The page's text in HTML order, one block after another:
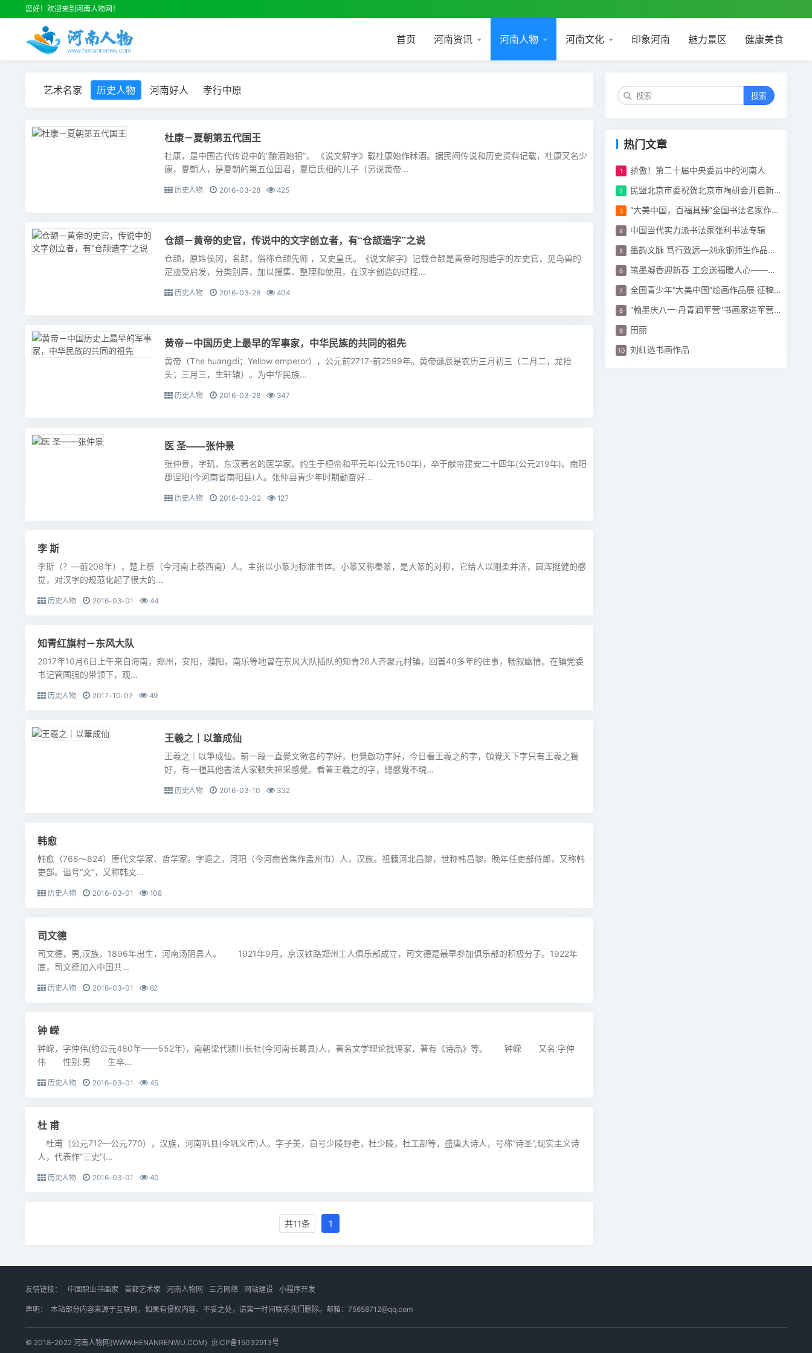
您好！欢迎来到河南人物网！
首页 河南资讯 河南人物 河南文化 印象河南 魅力景区 健康美食
艺术名家 历史人物 河南好人 孝行中原
杜康－夏朝第五代国王
杜康，是中国古代传说中的“酿酒始祖”， 《说文解字》载杜康始作秫酒。据民间传说和历史资料记载，杜康又名少
康，夏朝人，是夏朝的第五位国君，夏后氏相的儿子（另说黄帝...
历史人物 2016-03-28 425
仓颉－黄帝的史官，传说中的文字创立者，有“仓颉造字”之说
仓颉，原姓侯冈，名颉，俗称仓颉先师 ，又史皇氏。《说文解字》记载仓颉是黄帝时期造字的左史官，见鸟兽的
足迹受启发，分类别异，加以搜集、整理和使用，在汉字创造的过程...
历史人物 2016-03-28 404
黄帝－中国历史上最早的军事家，中华民族的共同的祖先
黄帝（The huangdi；Yellow emperor），公元前2717-前2599年。黄帝诞辰是农历三月初三（二月二，龙抬
头；三月三，生轩辕）。为中华民族...
历史人物 2016-03-28 347
医 圣——张仲景
张仲景，字玑，东汉著名的医学家。约生于桓帝和平元年(公元150年)，卒于献帝建安二十四年(公元219年)。南阳
郡涅阳(今河南省南阳县)人。张仲县青少年时期勤奋好...
历史人物 2016-03-02 127
李 斯
李斯（？—前208年），楚上蔡（今河南上蔡西南）人。主张以小篆为标准书体。小篆又称秦篆，是大篆的对称，它给人以刚柔并济，圆浑挺健的感
觉，对汉字的规范化起了很大的...
历史人物 2016-03-01 44
知青红旗村－东风大队
2017年10月6日上午来自海南，郑州，安阳，濮阳，南乐等地曾在东风大队插队的知青26人齐聚元村镇，回首40多年的往事，畅叙幽情。在镇党委
书记管国强的带领下，观...
历史人物 2017-10-07 49
王羲之｜以筆成仙
王羲之｜以筆成仙。前一段一直覺文徵名的字好，也覺啟功字好，今日看王羲之的字，頓覺天下字只有王羲之獨
好，有一種其他書法大家顿失神采感覺。看著王羲之的字，總感覺不現...
历史人物 2016-03-10 332
韩愈
韩愈（768～824）唐代文学家、哲学家。字退之，河阳（今河南省焦作孟州市）人，汉族。祖籍河北昌黎，世称韩昌黎。晚年任吏部侍郎，又称韩
吏部。谥号“文”，又称韩文...
历史人物 2016-03-01 108
司文德
司文德，男,汉族，1896年出生，河南汤阴县人。 1921年9月，京汉铁路郑州工人俱乐部成立，司文德是最早参加俱乐部的积极分子。1922年
底，司文德加入中国共...
历史人物 2016-03-01 62
钟 嵘
钟嵘，字仲伟(约公元480年——552年)，南朝梁代颍川长社(今河南长葛县)人，著名文学理论批评家，著有《诗品》等。 钟嵘 又名:字仲
伟 性别:男 生卒...
历史人物 2016-03-01 45
杜 甫
杜甫（公元712—公元770），汉族，河南巩县(今巩义市)人。字子美，自号少陵野老，杜少陵，杜工部等，盛唐大诗人，号称“诗圣”,现实主义诗
人，代表作“三吏”(...
历史人物 2016-03-01 40
共11条 1
搜索
热门文章
骄傲！第二十届中央委员中的河南人
民盟北京市委祝贺北京市陶研会开启新篇章
“大美中国，百福具臻”全国书法名家作品展开幕
中国当代实力派书法家张利书法专辑
墨韵文脉 笃行致远—刘永钢师生作品展在顺义区文化馆举行
笔墨凝香迎新春 工会送福暖人心——体育博览公司工会开展“迎新春 春联”活动
全国青少年“大美中国”绘画作品展 征稿启事
“翰墨庆八一·丹青润军营”书画家进军营活动圆满
田丽
刘红选书画作品
友情链接： 中国职业书画家 首都艺术家 河南人物网 三方网络 网站建设 小程序开发
声明： 本站部分内容来源于互联网，如果有侵权内容、不妥之处，请第一时间联系我们删除。邮箱：75658712@qq.com
© 2018-2022 河南人物网(WWW.HENANRENWU.COM) 京ICP备15032913号